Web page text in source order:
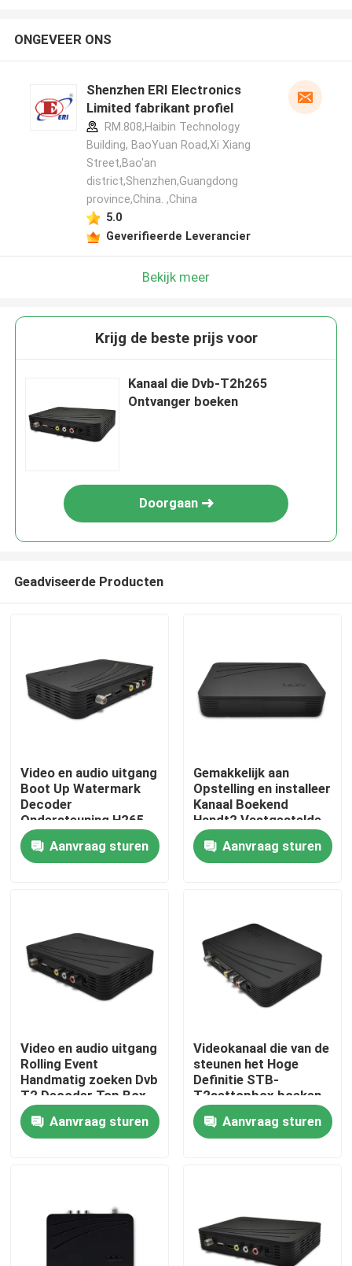
Thuis
Producten
Over ons
Kwaliteitscontrole
Contacteer ons
Televisie Hoogste Doos
De Vastgestelde Hoogste Doos van DVBC
ONGEVEER ONS
Shenzhen ERI Electronics
Limited fabrikant profiel
RM.808,Haibin Technology
Building, BaoYuan Road,Xi Xiang
Street,Bao'an
district,Shenzhen,Guangdong
province,China. ,China
5.0
Geverifieerde Leverancier
Bekijk meer
Krijg de beste prijs voor
Kanaal die Dvb-T2h265
Ontvanger boeken
Doorgaan
Geadviseerde Producten
Video en audio uitgang
Boot Up Watermark
Decoder
Ondersteuning H265
Dvb T2 Tv Box 4 3/16
9 Aspect Ratio
Aanvraag sturen
Gemakkelijk aan
Opstelling en installeer
Kanaal Boekend
Handt2 Vastgestelde
Hoogste Doos van
Zoekendvb
Aanvraag sturen
Video en audio uitgang
Rolling Event
Handmatig zoeken Dvb
T2 Decoder Top Box
Aanvraag sturen
Videokanaal die van de
steunen het Hoge
Definitie STB-
T2settopbox boeken
van Verbeteringsdvb
Aanvraag sturen